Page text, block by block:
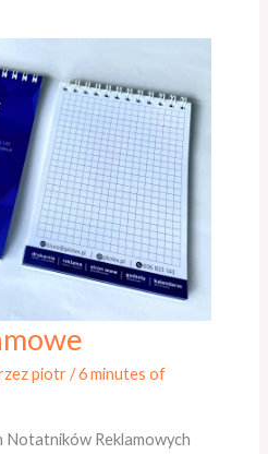
piotr/6 minutes of
Notatników Reklamowych